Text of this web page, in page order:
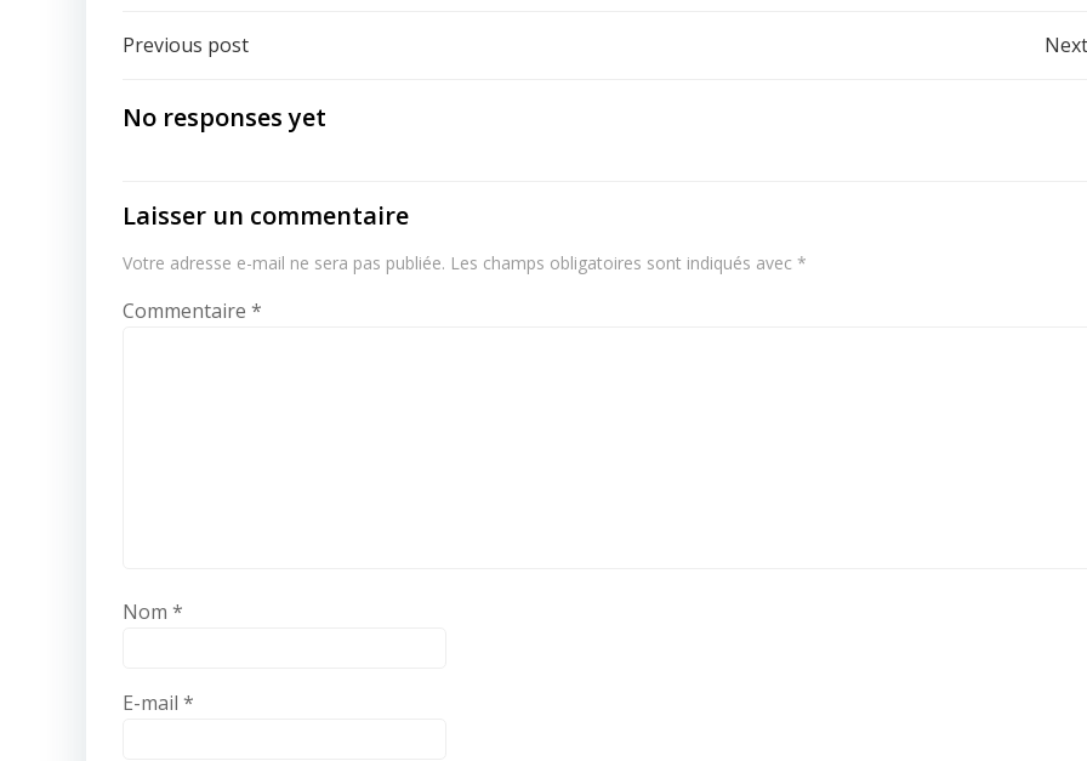
Post
navigation
Previous post
No responses yet
Laisser un commentaire
Votre adresse e-mail ne sera pas publiée. Les champs obligatoires sont indiqués avec *
Commentaire *
Nom *
E-mail *